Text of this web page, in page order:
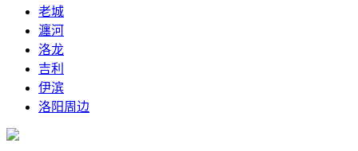
老城
瀍河
洛龙
吉利
伊滨
洛阳周边